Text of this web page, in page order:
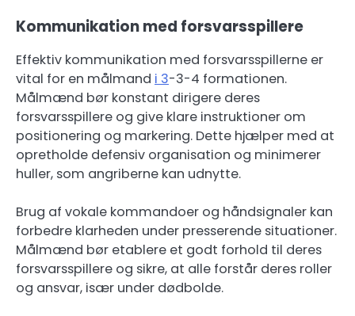
Kommunikation med forsvarsspillere
Effektiv kommunikation med forsvarsspillerne er
vital for en målmand i 3-3-4 formationen.
Målmænd bør konstant dirigere deres
forsvarsspillere og give klare instruktioner om
positionering og markering. Dette hjælper med at
opretholde defensiv organisation og minimerer
huller, som angriberne kan udnytte.
Brug af vokale kommandoer og håndsignaler kan
forbedre klarheden under presserende situationer.
Målmænd bør etablere et godt forhold til deres
forsvarsspillere og sikre, at alle forstår deres roller
og ansvar, især under dødbolde.